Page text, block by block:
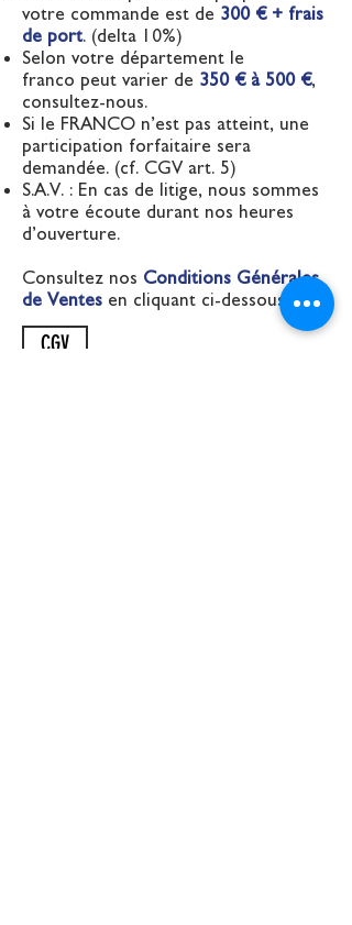
votre commande est de 300 € + frais
de port. (delta 10%)
Selon votre département le
franco peut varier de 350 € à 500 €,
consultez-nous.
Si le FRANCO n’est pas atteint, une
participation forfaitaire sera
demandée. (cf. CGV art. 5)
S.A.V. : En cas de litige, nous sommes
à votre écoute durant nos heures
d’ouverture.
Consultez nos Conditions Générales
de Ventes en cliquant ci-dessous:
CGV